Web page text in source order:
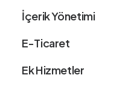
İçerik Yönetimi
E-Ticaret
Ek Hizmetler